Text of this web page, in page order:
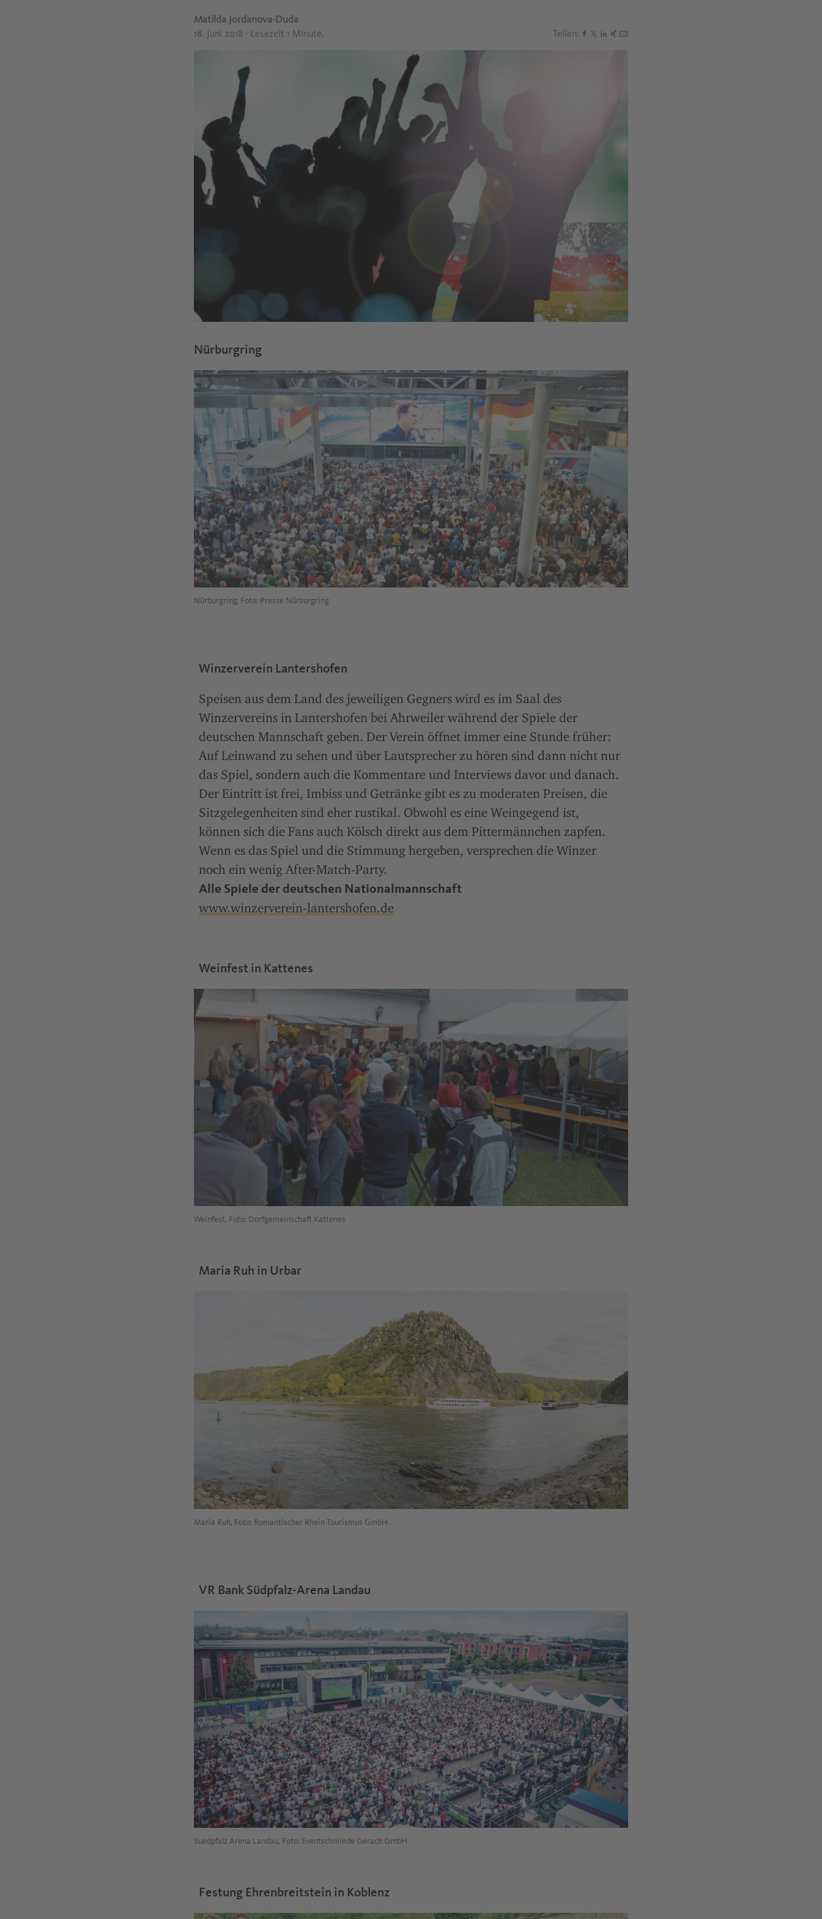
Matilda Jordanova-Duda
18. Juni 2018 · Lesezeit 1 Minute. Teilen: Den Beitrag "Die besten Public Viewing Locations in
Den Beitrag "Die besten Public Viewing Locations in
Den Beitrag "Die besten Public Viewing Locations
Den Beitrag "Die besten Public Viewing
Den Beitrag "Die besten Public Viewing
Nürburgring
Nürburgring, Foto: Presse Nürburgring
Winzerverein Lantershofen
Speisen aus dem Land des jeweiligen Gegners wird es im Saal des
Winzervereins in Lantershofen bei Ahrweiler während der Spiele der
deutschen Mannschaft geben. Der Verein öffnet immer eine Stunde früher:
Auf Leinwand zu sehen und über Lautsprecher zu hören sind dann nicht nur
das Spiel, sondern auch die Kommentare und Interviews davor und danach.
Der Eintritt ist frei, Imbiss und Getränke gibt es zu moderaten Preisen, die
Sitzgelegenheiten sind eher rustikal. Obwohl es eine Weingegend ist,
können sich die Fans auch Kölsch direkt aus dem Pittermännchen zapfen.
Wenn es das Spiel und die Stimmung hergeben, versprechen die Winzer
noch ein wenig After-Match-Party.
Alle Spiele der deutschen Nationalmannschaft
www.winzerverein-lantershofen.de
Weinfest in Kattenes
Weinfest, Foto: Dorfgemeinschaft Kattenes
Maria Ruh in Urbar
Maria Ruh, Foto: Romantischer Rhein Tourismus GmbH
VR Bank Südpfalz-Arena Landau
Suedpfalz Arena Landau, Foto: Eventschmiede Gerach GmbH
Festung Ehrenbreitstein in Koblenz